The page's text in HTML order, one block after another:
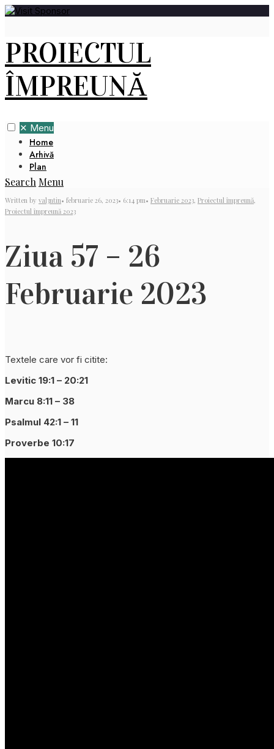
PROIECTUL
ÎMPREUNĂ
✕ Menu
Home
Arhivă
Plan
Search Menu
Written by val3ntin• februarie 26, 2023• 6:14 pm• Februarie 2023, Proiectul împreună,
Proiectul împreună 2023
Ziua 57 – 26
Februarie 2023
Textele care vor fi citite:
Levitic 19:1 – 20:21
Marcu 8:11 – 38
Psalmul 42:1 – 11
Proverbe 10:17